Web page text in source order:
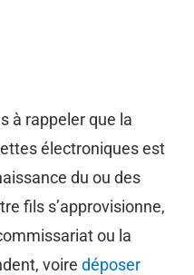
à rappeler que la
électroniques est
du ou des
fils s’approvisionne,
ou la
voire déposer